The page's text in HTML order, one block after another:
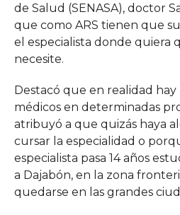
de Salud (SENASA), doctor
que como ARS tienen que
el especialista donde quiera
necesite.
Destacó que en realidad hay
médicos en determinadas
atribuyó a que quizás haya
cursar la especialidad o
especialista pasa 14 años
a Dajabón, en la zona
quedarse en las grandes